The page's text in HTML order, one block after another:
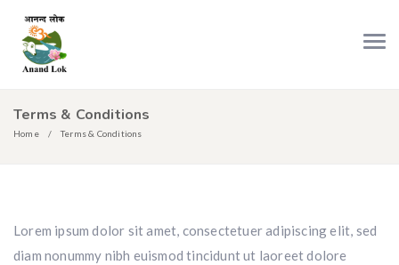
Terms & Conditions
Home Terms & Conditions
Lorem ipsum dolor sit amet, consectetuer adipiscing elit, sed
diam nonummy nibh euismod tincidunt ut laoreet dolore